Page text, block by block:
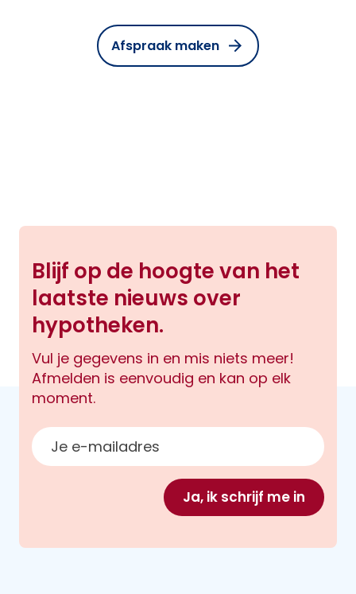
Afspraak maken
Blijf op de hoogte van het
laatste nieuws over
hypotheken.
Vul je gegevens in en mis niets meer!
Afmelden is eenvoudig en kan op elk
moment.
E-mailadres
Ja, ik schrijf me in